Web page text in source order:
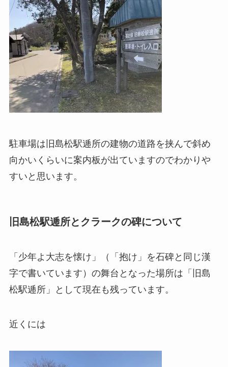
駐車場は旧島松駅逓所の建物の道路を挟んで斜め
向かいくらいに案内板が出ていますのでわかりや
すいと思います。
旧島松駅逓所とクラークの碑について
「少年よ大志を懐け」（「抱け」を石碑と同じ漢
字で書いています）の舞台となった場所は「旧島
松駅逓所」として現在も残っています。
近くには